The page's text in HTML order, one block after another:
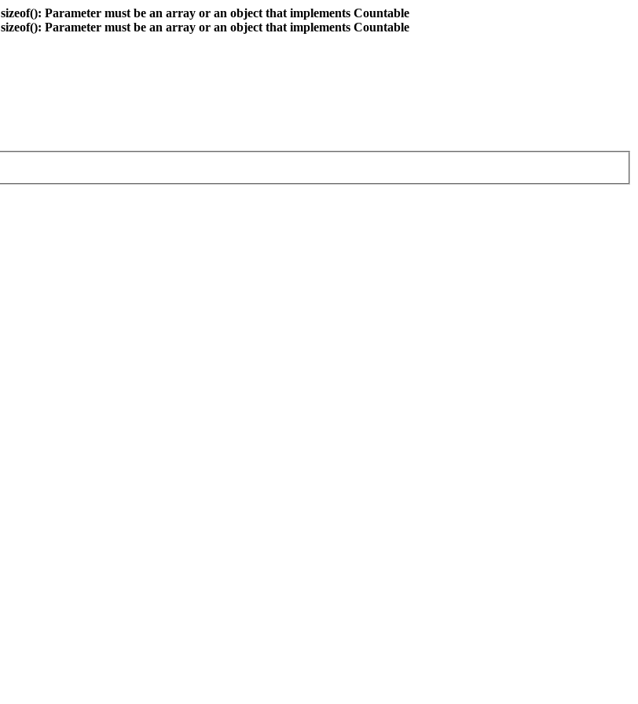
sizeof(): Parameter must be an array or an object that implements Countable
sizeof(): Parameter must be an array or an object that implements Countable